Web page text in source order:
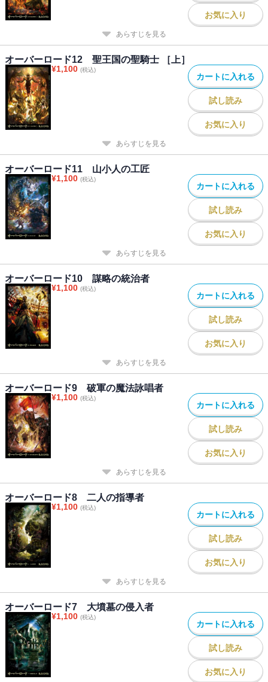
お気に入り
あらすじを見る
オーバーロード12 聖王国の聖騎士 ［上］
¥1,100 (税込)
カートに入れる
試し読み
お気に入り
あらすじを見る
オーバーロード11 山小人の工匠
¥1,100 (税込)
カートに入れる
試し読み
お気に入り
あらすじを見る
オーバーロード10 謀略の統治者
¥1,100 (税込)
カートに入れる
試し読み
お気に入り
あらすじを見る
オーバーロード9 破軍の魔法詠唱者
¥1,100 (税込)
カートに入れる
試し読み
お気に入り
あらすじを見る
オーバーロード8 二人の指導者
¥1,100 (税込)
カートに入れる
試し読み
お気に入り
あらすじを見る
オーバーロード7 大墳墓の侵入者
¥1,100 (税込)
カートに入れる
試し読み
お気に入り